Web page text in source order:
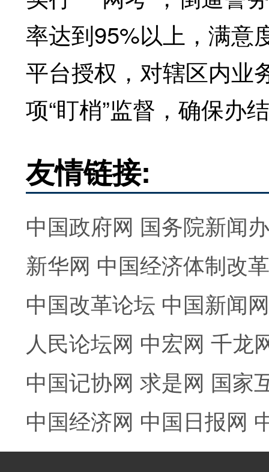
率达到95%以上，满意
平台授权，对辖区内业
项“盯梢”监督，确保办
友情链接:
中国政府网 国务院新闻
新华网 中国经济体制改
中国改革论坛 中国新闻网
人民论坛网 中宏网 千龙
中国记协网 求是网 国家
中国经济网 中国日报网